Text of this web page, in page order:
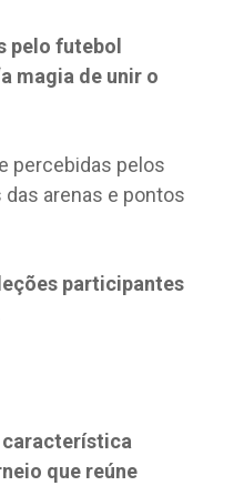
pelo futebol
magia de unir o
percebidas pelos
arenas e pontos
participantes
característica
que reúne